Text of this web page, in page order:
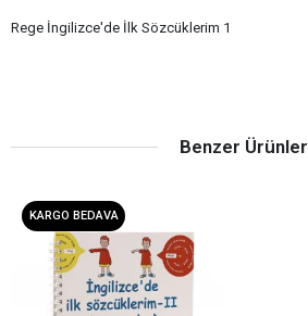
Rege İngilizce'de İlk Sözcüklerim 1
Benzer Ürünler
KARGO BEDAVA